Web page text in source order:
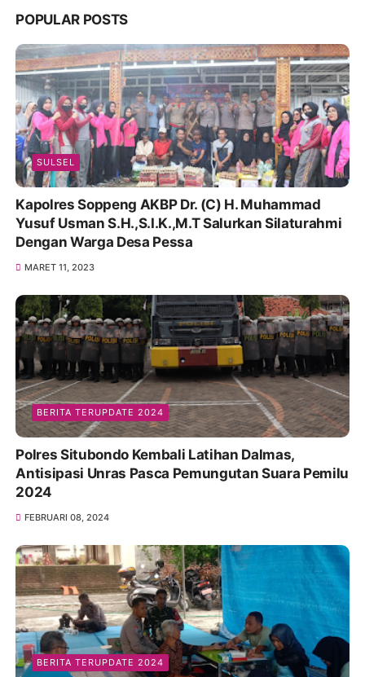
POPULAR POSTS
SULSEL
Kapolres Soppeng AKBP Dr. (C) H. Muhammad
Yusuf Usman S.H.,S.I.K.,M.T Salurkan Silaturahmi
Dengan Warga Desa Pessa
MARET 11, 2023
BERITA TERUPDATE 2024
Polres Situbondo Kembali Latihan Dalmas,
Antisipasi Unras Pasca Pemungutan Suara Pemilu
2024
FEBRUARI 08, 2024
BERITA TERUPDATE 2024